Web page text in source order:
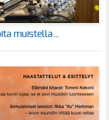
muistella…